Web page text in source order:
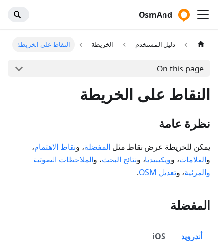
OsmAnd
دليل المستخدم الخريطة النقاط على الخريطة
On this page
النقاط على الخريطة
نظرة عامة
يمكن للخريطة عرض نقاط مثل المفضلة، ونقاط الاهتمام،
والعلامات، وويكيبيديا، ونتائج البحث، والملاحظات الصوتية
والمرئية، وتعديل OSM .
المفضلة
أندرويد iOS